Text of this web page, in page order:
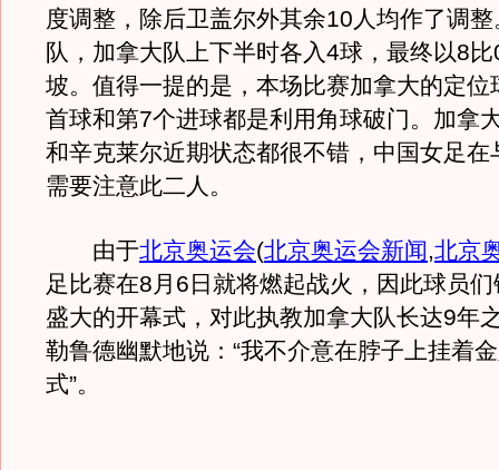
度调整，除后卫盖尔外其余10人均作了调
队，加拿大队上下半时各入4球，最终以8
坡。值得一提的是，本场比赛加拿大的定位
首球和第7个进球都是利用角球破门。加拿
和辛克莱尔近期状态都很不错，中国女足在
需要注意此二人。
由于北京奥运会(北京奥运会新闻,北京
足比赛在8月6日就将燃起战火，因此球员
盛大的开幕式，对此执教加拿大队长达9年
勒鲁德幽默地说：“我不介意在脖子上挂着
式”。